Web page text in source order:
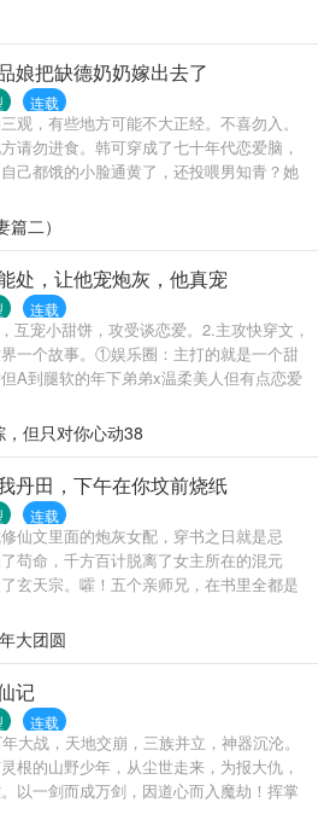
暗算围攻他，一个超仙境也难敌所有仙祖
最后用了星辰衍变里一强大招式，他和所
一起同归于尽，洪荒时期就此结束。数亿
小小人界的凡人林翰，身负血海深仇，得
修仙界，筑基后报仇雪恨，因得到功法从
界。在这个无尽的宇宙，存在有很多界
遇和资质好的修仙者都有，最强的修仙功
顾庭风准备去隔壁吴大叔家借两个红薯回
不成想推开门就看见一个竹篮子放在家门
看，一碗晶莹透亮的红烧肉片，以及翠绿
尖。一连好几天家门口莫名多了个装着食
顾庭风心里暗忖道：莫非这世上真的有田
娘把缺德奶奶嫁出去了
连载
观，有些地方可能不大正经。不喜勿入。
请勿进食。韩可穿成了七十年代恋爱脑，
己都饿的小脸通黄了，还投喂男知青？她
痛快。男知青拦住求在一起，韩可情急之
，一杯灵泉水洒在了男知青裤裆上……那后
陷害，那就收走他们衣服，让他们‘光’明
。二叔阴险，原来工作是自家亲爹的啊！
回来让他回家种地。奶奶作妖，那就把她
正已经嫁两回了不差第三回。韩可和亲妈
。杨树沟的社员们发现，家家都吃不饱，为
过越好？韩可：那个兵哥，我不想英年早
二）
处，让他宠炮灰，他真宠
连载
互宠小甜饼，攻受谈恋爱。2.主攻快穿文，
一个故事。①娱乐圈：主打的就是一个甜
A到腿软的年下弟弟x温柔美人但有点恋爱
好老攻。但没想到进入世界的时间不对，直
。看着小受长在心巴上的脸蛋，他觉得，
，不如交给自己。追媳妇嘛，当然在脸皮厚
连说来就来。哥哥好不好嘛~求求你啦~拜
不行啊~我不管嘛~你最好啦~我爱你呀~人
笙：他也不想动心呀~可是秦逸在和他撒娇
的声音唱着最甜的歌，这谁能抵的住~要命
、年代：糙汉攻VS小知青③、虫族：国
兔耳少年他好乖⑥、现代：协议结婚找我
现代：我在异世搞玄学...⑧、......
但只对你心动38
丹田，下午在你坟前烧纸
连载
仙文里面的炮灰女配，穿书之日就是忌
苟命，千方百计脱离了女主所在的混元
玄天宗。嚯！五个亲师兄，在书里全都是
？有我狗吗？”大师兄身中剧毒，只有女主
解毒，从此成了女主的资深舔狗，最后却被
入万丈魔渊，魂飞魄散？凤溪屁颠屁颠端
血：“师兄，喝我的！我的剂量大，药效
完解毒丹，正准备割破手指的女
师兄身具餍族皇族血脉，女主给了他隐藏
药，从此二师兄心甘情愿为女主出生入死，
女主推出去当替死鬼也甘之如饴？凤溪拿
大团圆
记
连载
大战，天地交崩，三族并立，神器沉沦。
根的山野少年，从尘世走来，为报大仇，
以一剑而成万剑，因道心而入魔劫！挥掌